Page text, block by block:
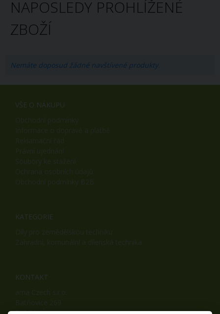
NAPOSLEDY PROHLÍŽENÉ
ZBOŽÍ
Nemáte doposud žádné navštívené produkty.
VŠE O NÁKUPU
KATEGORIE
KONTAKT